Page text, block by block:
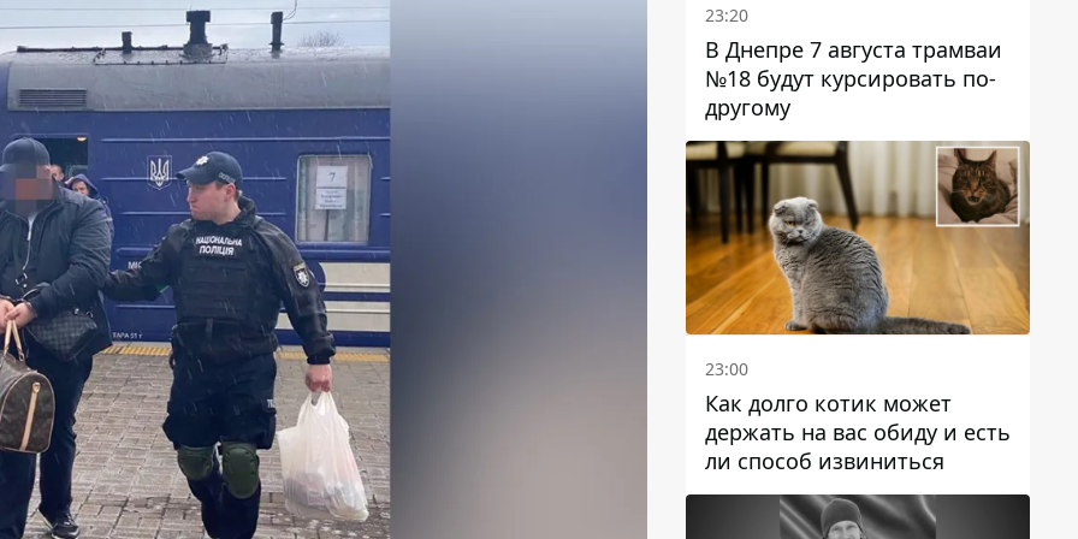
23:20
В Днепре 7 августа трамваи
№18 будут курсировать по-
другому
23:00
Как долго котик может
держать на вас обиду и есть
ли способ извиниться